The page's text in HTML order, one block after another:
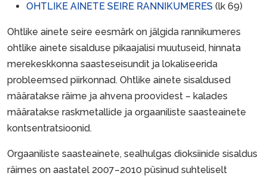
OHTLIKE AINETE SEIRE RANNIKUMERES (lk 69)
Ohtlike ainete seire eesmärk on jälgida rannikumeres
ohtlike ainete sisalduse pikaajalisi muutuseid, hinnata
merekeskkonna saasteseisundit ja lokaliseerida
probleemsed piirkonnad. Ohtlike ainete sisaldused
määratakse räime ja ahvena proovidest – kalades
määratakse raskmetallide ja orgaaniliste saasteainete
kontsentratsioonid.
Orgaaniliste saasteainete, sealhulgas dioksiinide sisaldus
räimes on aastatel 2007–2010 püsinud suhteliselt